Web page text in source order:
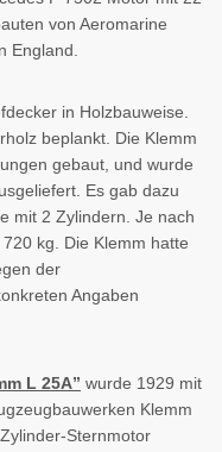
von Aeromarine
England.
in Holzbauweise.
beplankt. Die Klemm
gebaut, und wurde
Es gab dazu
mit 2 Zylindern. Je nach
kg. Die Klemm hatte
der
Angaben
L 25A” wurde 1929 mit
Klemm
Sternmotor